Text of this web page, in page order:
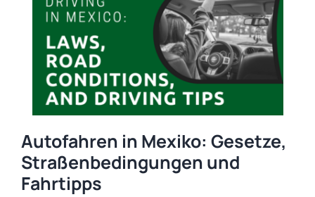
Autofahren in Mexiko: Gesetze,
Straßenbedingungen und
Fahrtipps